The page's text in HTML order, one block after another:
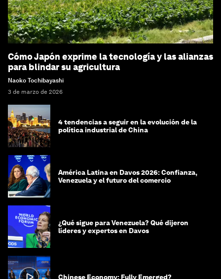
Cómo Japón exprime la tecnología y las alianzas
para blindar su agricultura
Naoko Tochibayashi
3 de marzo de 2026
4 tendencias a seguir en la evolución de la
política industrial de China
América Latina en Davos 2026: Confianza,
Venezuela y el futuro del comercio
¿Qué sigue para Venezuela? Qué dijeron
líderes y expertos en Davos
Chinese Economy: Fully Emerged?